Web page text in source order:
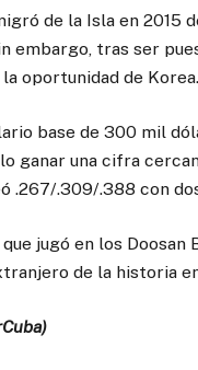
de la Isla en 2015
embargo, tras ser
oportunidad de Korea.
base de 300 mil
ganar una cifra
.267/.309/.388 con
jugó en los Doosan
de la historia